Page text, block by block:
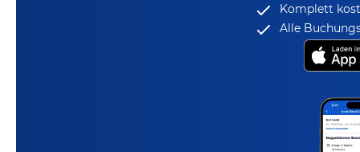
Komplett
Alle